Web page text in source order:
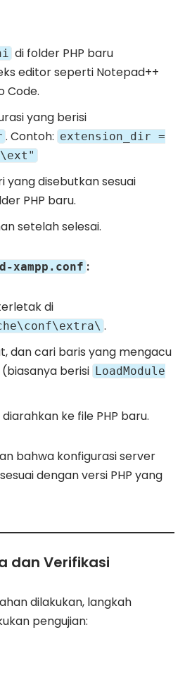
di folder PHP baru
editor seperti Notepad++
Code.
yang berisi
. Contoh: extension_dir =
yang disebutkan sesuai
PHP baru.
setelah selesai.
xampp.conf :
di
.
dan cari baris yang mengacu
berisi LoadModule
ke file PHP baru.
bahwa konfigurasi server
dengan versi PHP yang
dan Verifikasi
dilakukan, langkah
pengujian: